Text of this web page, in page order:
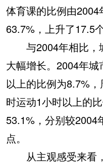
体育课的比例由
63.7%，上升了17.5
与2004年相比，
大幅增长。2004年
以上的比例为8.7%
时运动1小时以上的
53.1%，分别较2004
点。
从主观感受来看